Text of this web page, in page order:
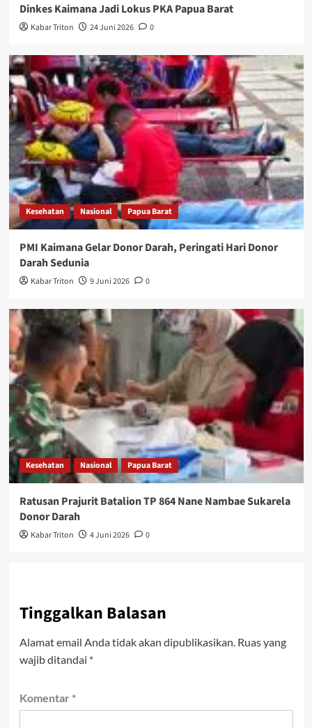
Dinkes Kaimana Jadi Lokus PKA Papua Barat
Kabar Triton 24 Juni 2026 0
Kesehatan Nasional Papua Barat
PMI Kaimana Gelar Donor Darah, Peringati Hari Donor
Darah Sedunia
Kabar Triton 9 Juni 2026 0
Kesehatan Nasional Papua Barat
Ratusan Prajurit Batalion TP 864 Nane Nambae Sukarela
Donor Darah
Kabar Triton 4 Juni 2026 0
Tinggalkan Balasan
Alamat email Anda tidak akan dipublikasikan. Ruas yang
wajib ditandai *
Komentar *